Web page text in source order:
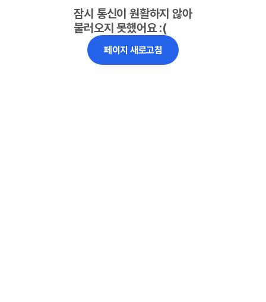
잠시 통신이 원활하지 않아
불러오지 못했어요 :(
페이지 새로고침